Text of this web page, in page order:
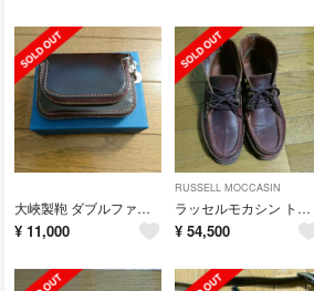
大峽製鞄 ダブルファスナーケース
¥ 11,000
RUSSELL MOCCASIN
ラッセルモカシン トリプルヴァンプ
¥ 54,500